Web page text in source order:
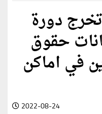
دورة
حقوق
في اماكن
2022-08-24